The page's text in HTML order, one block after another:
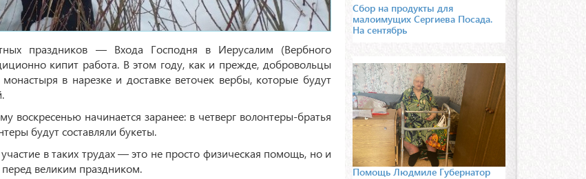
праздников — Входа Господня в Иерусалим (Вербного
кипит работа. В этом году, как и прежде, добровольцы
в нарезке и доставке веточек вербы, которые будут
воскресенью начинается заранее: в четверг волонтеры-братья
будут составляли букеты.
в таких трудах — это не просто физическая помощь, но и
великим праздником.
Сбор на продукты для
малоимущих Сергиева Посада.
На сентябрь
Помощь Людмиле Губернатор